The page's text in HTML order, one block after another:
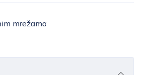
mrežama